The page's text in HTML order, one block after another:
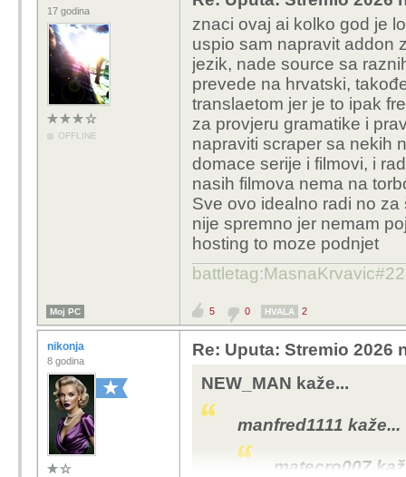
17 godina
OFFLINE
znaci ovaj ai kolko god je
uspio sam napravit addon
jezik, nade source sa
prevede na hrvatski,
translaetom jer je to ipak
za provjeru gramatike i
napraviti scraper sa nekih
domace serije i filmovi, i
nasih filmova nema na
Sve ovo idealno radi no
nije spremno jer nemam
hosting to moze podnjet
Moj PC 5 0 HVALA 2
nikonja
8 godina
Re: Uputa: Stremio 2026
NEW_MAN kaže...
manfred1111 kaže...
matecro007